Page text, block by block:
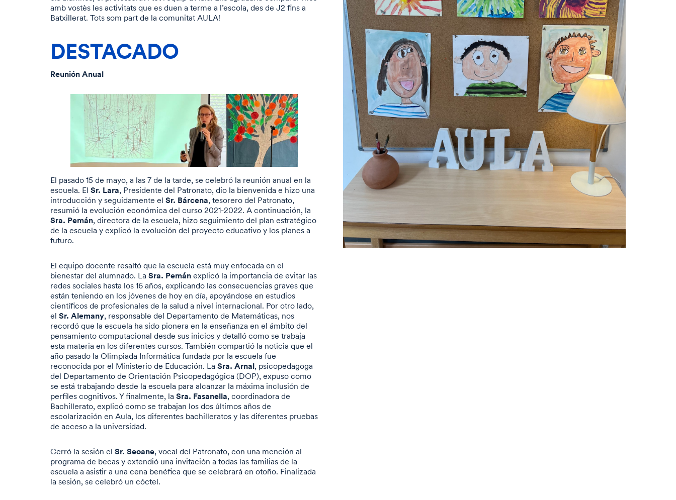
amb vostès les activitats que es duen a terme a l’escola, des de J2 fins a
Batxillerat. Tots som part de la comunitat AULA!
DESTACADO
Reunión Anual
El pasado 15 de mayo, a las 7 de la tarde, se celebró la reunión anual en la
escuela. El Sr. Lara, Presidente del Patronato, dio la bienvenida e hizo una
introducción y seguidamente el Sr. Bárcena, tesorero del Patronato,
resumió la evolución económica del curso 2021-2022. A continuación, la
Sra. Pemán, directora de la escuela, hizo seguimiento del plan estratégico
de la escuela y explicó la evolución del proyecto educativo y los planes a
futuro.
El equipo docente resaltó que la escuela está muy enfocada en el
bienestar del alumnado. La Sra. Pemán explicó la importancia de evitar las
redes sociales hasta los 16 años, explicando las consecuencias graves que
están teniendo en los jóvenes de hoy en día, apoyándose en estudios
científicos de profesionales de la salud a nivel internacional. Por otro lado,
el Sr. Alemany, responsable del Departamento de Matemáticas, nos
recordó que la escuela ha sido pionera en la enseñanza en el ámbito del
pensamiento computacional desde sus inicios y detalló como se trabaja
esta materia en los diferentes cursos. También compartió la noticia que el
año pasado la Olimpiada Informática fundada por la escuela fue
reconocida por el Ministerio de Educación. La Sra. Arnal, psicopedagoga
del Departamento de Orientación Psicopedagógica (DOP), expuso como
se está trabajando desde la escuela para alcanzar la máxima inclusión de
perfiles cognitivos. Y finalmente, la Sra. Fasanella, coordinadora de
Bachillerato, explicó como se trabajan los dos últimos años de
escolarización en Aula, los diferentes bachilleratos y las diferentes pruebas
de acceso a la universidad.
Cerró la sesión el Sr. Seoane, vocal del Patronato, con una mención al
programa de becas y extendió una invitación a todas las familias de la
escuela a asistir a una cena benéfica que se celebrará en otoño. Finalizada
la sesión, se celebró un cóctel.